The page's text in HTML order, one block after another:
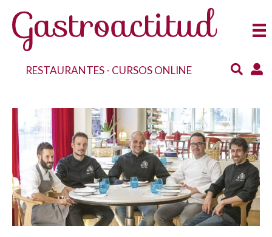
RESTAURANTES- CURSOS ONLINE